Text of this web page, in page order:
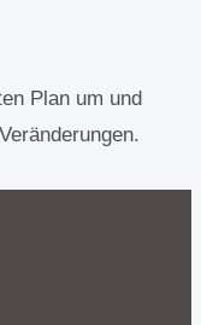
Plan um und